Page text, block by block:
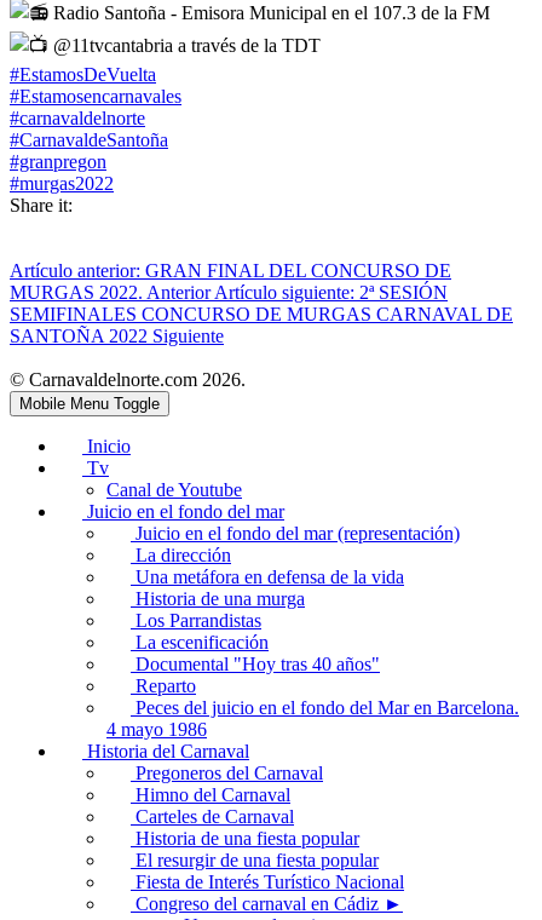
Radio Santoña - Emisora Municipal en el 107.3 de la FM
@11tvcantabria a través de la TDT
#EstamosDeVuelta
#Estamosencarnavales
#carnavaldelnorte
#CarnavaldeSantoña
#granpregon
#murgas2022
Share it:
Artículo anterior: GRAN FINAL DEL CONCURSO DE
MURGAS 2022. AnteriorArtículo siguiente: 2ª SESIÓN
SEMIFINALES CONCURSO DE MURGAS CARNAVAL DE
SANTOÑA 2022 Siguiente
© Carnavaldelnorte.com 2026.
Mobile Menu Toggle
Inicio
Tv
Canal de Youtube
Juicio en el fondo del mar
Juicio en el fondo del mar (representación)
La dirección
Una metáfora en defensa de la vida
Historia de una murga
Los Parrandistas
La escenificación
Documental "Hoy tras 40 años"
Reparto
Peces del juicio en el fondo del Mar en Barcelona.
4 mayo 1986
Historia del Carnaval
Pregoneros del Carnaval
Himno del Carnaval
Carteles de Carnaval
Historia de una fiesta popular
El resurgir de una fiesta popular
Fiesta de Interés Turístico Nacional
Congreso del carnaval en Cádiz ►